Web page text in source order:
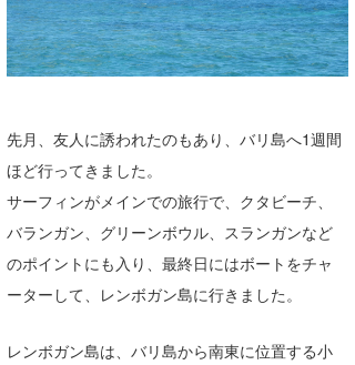
先月、友人に誘われたのもあり、バリ島へ1週間
ほど行ってきました。
サーフィンがメインでの旅行で、クタビーチ、
バランガン、グリーンボウル、スランガンなど
のポイントにも入り、最終日にはボートをチャ
ーターして、レンボガン島に行きました。
レンボガン島は、バリ島から南東に位置する小
千葉南
大阪
沖縄
VOTE!
ライター/寄稿メディア